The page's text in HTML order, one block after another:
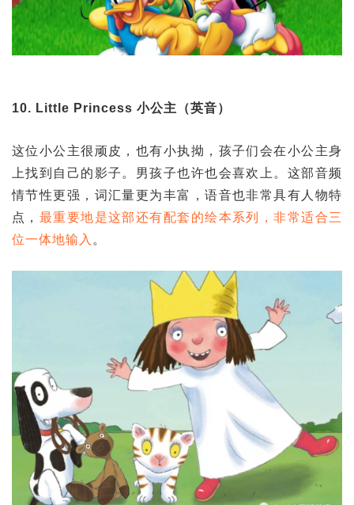
10. Little Princess 小公主（英音）
这位小公主很顽皮，也有小执拗，孩子们会在小公主身
上找到自己的影子。男孩子也许也会喜欢上。这部音频
情节性更强，词汇量更为丰富，语音也非常具有人物特
点， 最重要地是这部还有配套的绘本系列，非常适合三
位一体地输入 。